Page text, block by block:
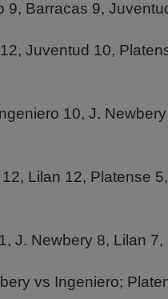
Barracas 9,
Juventud 10,
10, J.
Lilan 12, Platense
J. Newbery 8, Lilan
vs Ingeniero;